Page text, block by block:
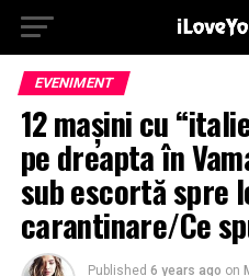
EVENIMENT
12 mașini cu
pe dreapta în
sub escortă spre
carantinare/Ce
Published 6 years ago on